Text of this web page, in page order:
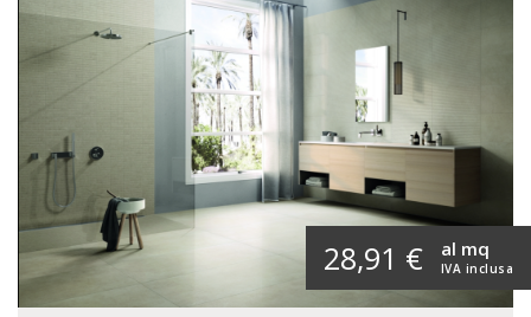
28,91 € IVA inclusa
al mq